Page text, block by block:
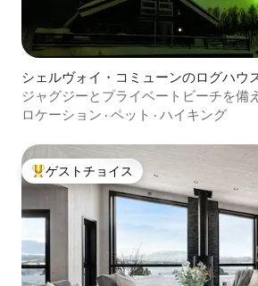
シェルヴォイ・コミューンのログハウ
ジャグジーとプライベートビーチを備
ン
ロケーション · ペット · ハイキング
大好評のゲストチョイスです。
ゲストチョイス